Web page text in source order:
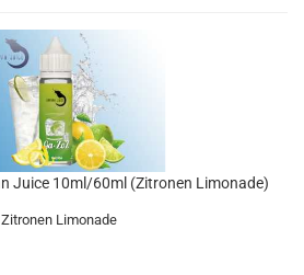
Juice 10ml/60ml (Zitronen Limonade)
Limonade